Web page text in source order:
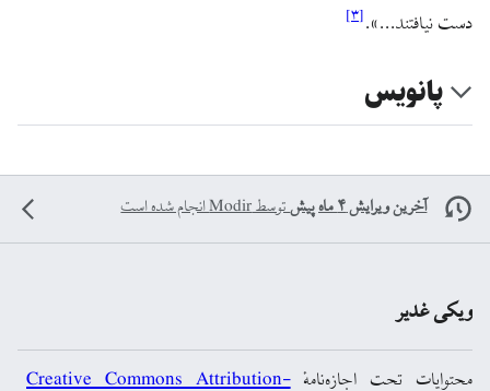
دست نيافتند...».[۳]
پانویس
آخرین ویرایش ۴ ماه پیش توسطModirانجام شده است
ویکی غدیر
محتوایات تحت اجازه‌نامهٔCreative Commons Attribution-